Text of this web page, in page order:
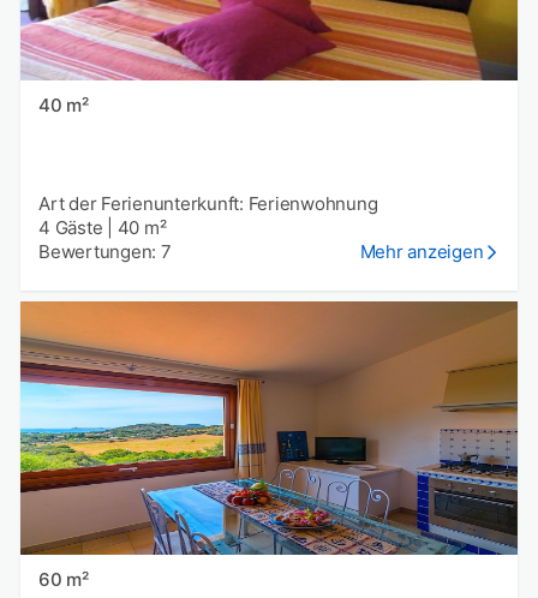
40 m²
Art der Ferienunterkunft: Ferienwohnung
4 Gäste
40 m²
Bewertungen: 7
Mehr anzeigen
60 m²